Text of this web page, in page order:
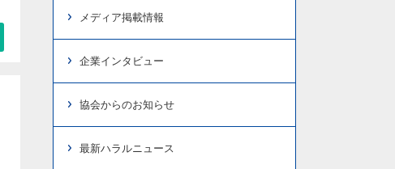
メディア掲載情報
企業インタビュー
協会からのお知らせ
最新ハラルニュース